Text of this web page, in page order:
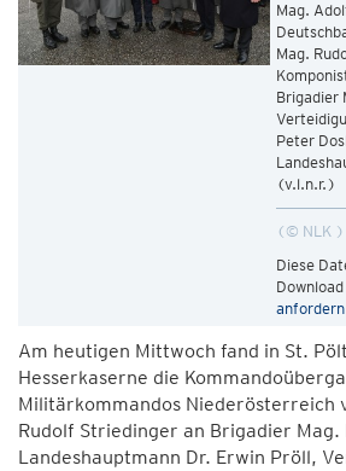
Mag.
Mag.
Brigadier
Peter
(v.l.n.r.)
© NLK
Diese
anfordern
Am heutigen Mittwoch fand in St.
Hesserkaserne die
Militärkommandos Niederösterreich
Rudolf Striedinger an Brigadier
Landeshauptmann Dr. Erwin Pröll,